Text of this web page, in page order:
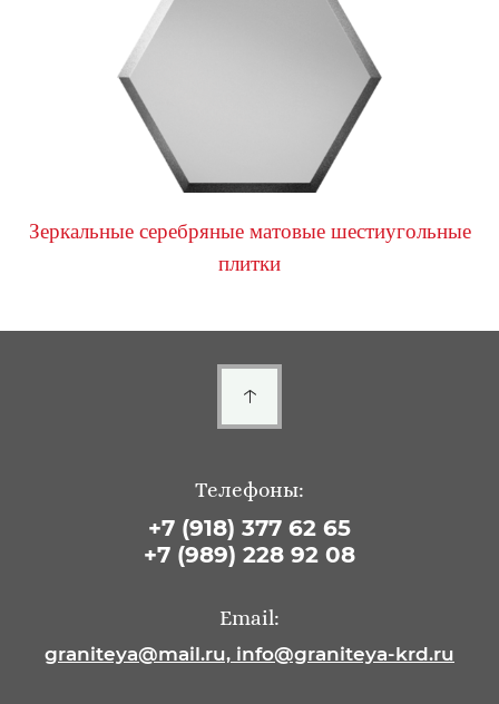
Зеркальные серебряные матовые шестиугольные
плитки
Телефоны:
+7 (918) 377 62 65
+7 (989) 228 92 08
Email:
graniteya@mail.ru, info@graniteya-krd.ru